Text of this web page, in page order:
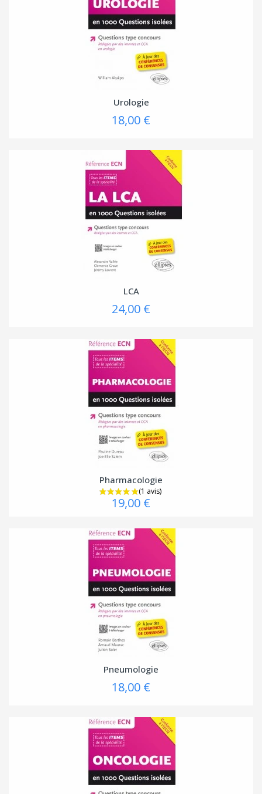
Urologie
18,00 €
LCA
24,00 €
Pharmacologie
19,00 €
Pneumologie
18,00 €